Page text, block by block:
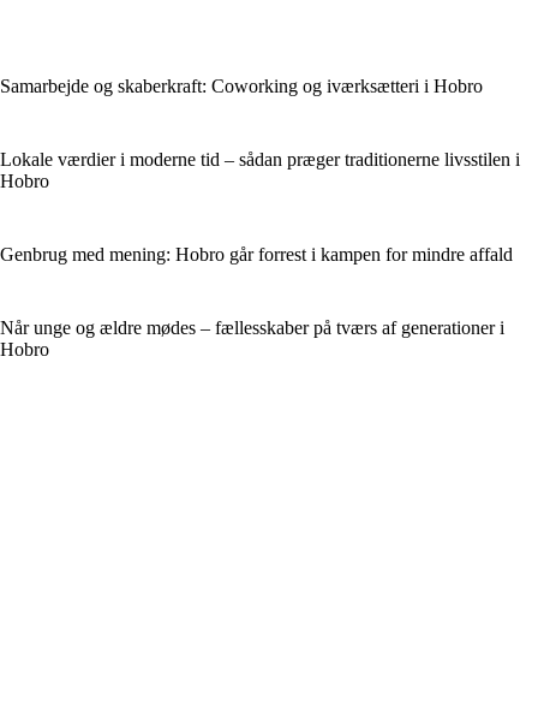
Samarbejde og skaberkraft: Coworking og iværksætteri i Hobro
Lokale værdier i moderne tid – sådan præger traditionerne livsstilen i
Hobro
Genbrug med mening: Hobro går forrest i kampen for mindre affald
Når unge og ældre mødes – fællesskaber på tværs af generationer i
Hobro